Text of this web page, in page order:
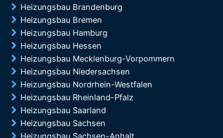
Heizungsbau Brandenburg
Heizungsbau Bremen
Heizungsbau Hamburg
Heizungsbau Hessen
Heizungsbau Mecklenburg-Vorpommern
Heizungsbau Niedersachsen
Heizungsbau Nordrhein-Westfalen
Heizungsbau Rheinland-Pfalz
Heizungsbau Saarland
Heizungsbau Sachsen